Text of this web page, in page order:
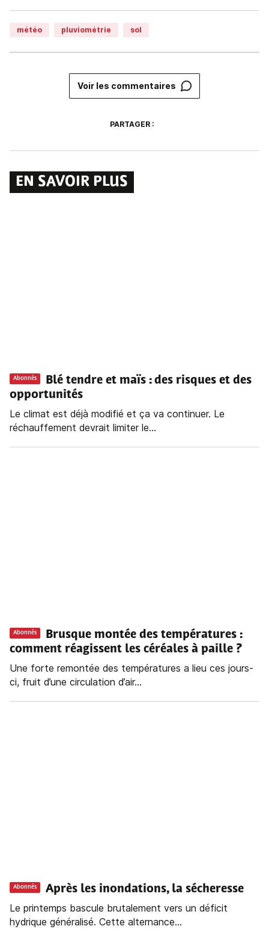
météo pluviométrie sol
Voir les commentaires
PARTAGER :
EN SAVOIR PLUS
Abonnés Blé tendre et maïs : des risques et des
opportunités
Le climat est déjà modifié et ça va continuer. Le
réchauffement devrait limiter le...
Abonnés
Brusque montée des températures :
comment réagissent les céréales à paille ?
Une forte remontée des températures a lieu ces jours-
ci, fruit d’une circulation d’air...
Abonnés
Après les inondations, la sécheresse
Le printemps bascule brutalement vers un déficit
hydrique généralisé. Cette alternance...